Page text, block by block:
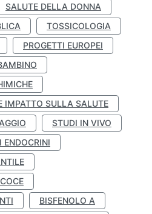
SALUTE DELLA DONNA
TOSSICOLOGIA
PROGETTI EUROPEI
IMPATTO SULLA SALUTE
STUDI IN VIVO
ENDOCRINI
BISFENOLO A